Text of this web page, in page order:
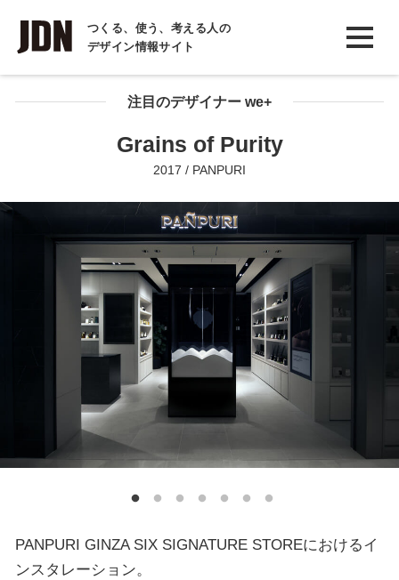
つくる、使う、考える人の
デザイン情報サイト
INTERVIEW
インタビュー
REPORT注目のデザイナー we+
Grains of Purity
2017 / PANPURI
PANPURI GINZA SIX SIGNATURE STOREにおけるイ
ンスタレーション。